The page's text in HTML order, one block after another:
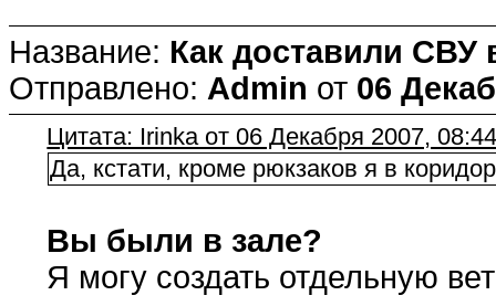
Название: Как доставили СВУ
Отправлено: Admin от 06
Цитата: Irinka от 06 Декабря 2007,
Да, кстати, кроме рюкзаков я в
Вы были в зале?
Я могу создать отдельную